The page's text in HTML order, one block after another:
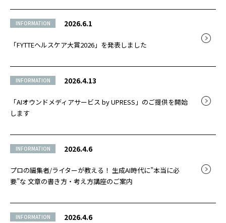
INFORMATION 2026.6.1
「FYTTEヘルスケア大賞2026」を発表しました
INFORMATION 2026.4.13
「AIオウンドメディアサービス by UPRESS」のご提供を開始
します
INFORMATION 2026.4.6
プロの編集者/ライターが教える！ 生成AI時代に”本当に必
要”な 文章の書き方・考え方講座のご案内
INFORMATION 2026.4.6